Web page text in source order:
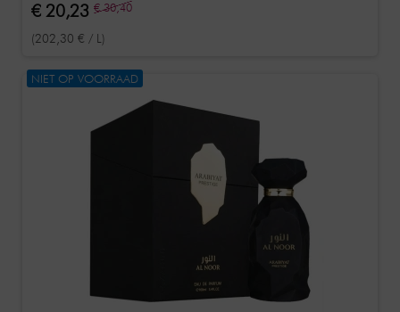
€ 20,23 € 30,40
(202,30 € / L)
NIET OP VOORRAAD